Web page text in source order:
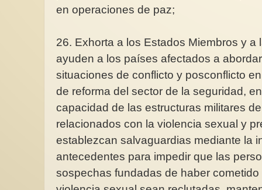
en operaciones de paz;
26. Exhorta a los Estados Miembros y
ayuden a los países afectados a
situaciones de conflicto y posconflicto
de reforma del sector de la seguridad,
capacidad de las estructuras militares
relacionados con la violencia sexual y
establezcan salvaguardias mediante la
antecedentes para impedir que las
sospechas fundadas de haber